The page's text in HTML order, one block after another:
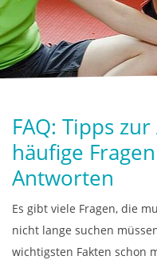
FAQ: Tipps
häufige
Antworten
Es gibt viele Fragen, die
nicht lange suchen
wichtigsten Fakten schon